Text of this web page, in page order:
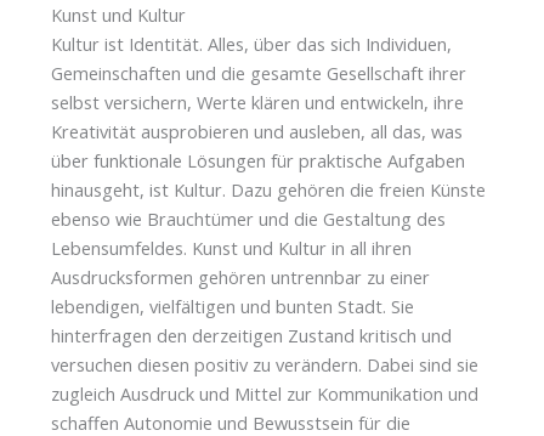
Kunst und Kultur
Kultur ist Identität. Alles, über das sich Individuen,
Gemeinschaften und die gesamte Gesellschaft ihrer
selbst versichern, Werte klären und entwickeln, ihre
Kreativität ausprobieren und ausleben, all das, was
über funktionale Lösungen für praktische Aufgaben
hinausgeht, ist Kultur. Dazu gehören die freien Künste
ebenso wie Brauchtümer und die Gestaltung des
Lebensumfeldes. Kunst und Kultur in all ihren
Ausdrucksformen gehören untrennbar zu einer
lebendigen, vielfältigen und bunten Stadt. Sie
hinterfragen den derzeitigen Zustand kritisch und
versuchen diesen positiv zu verändern. Dabei sind sie
zugleich Ausdruck und Mittel zur Kommunikation und
schaffen Autonomie und Bewusstsein für die